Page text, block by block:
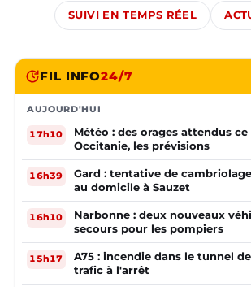
SUIVI EN TEMPS RÉEL
FIL INFO24/7
AUJOURD'HUI
17h10
Météo : des orages attendus
Occitanie, les prévisions
16h39
Gard : tentative de
au domicile à Sauzet
16h10
Narbonne : deux nouveaux
secours pour les pompiers
15h17
A75 : incendie dans le tunnel
trafic à l'arrêt